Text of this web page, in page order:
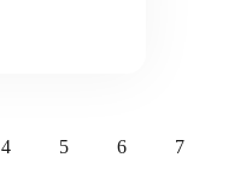
4 5 6 7